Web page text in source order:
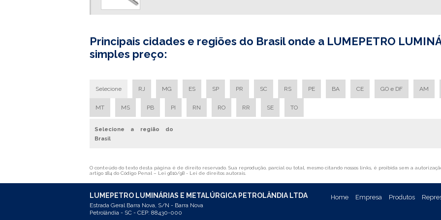
Principais cidades e regiões do Brasil onde a LUMEPETRO
simples preço:
Selecione RJ MG ES SP PR SC RS PE BA CE GO e DF AM
MT MS PB PI RN RO RR SE TO
Selecione a região do
Brasil
O conteúdo do texto desta página é de direito reservado. Sua reprodução, parcial ou total, mesmo citando nossos links, é proibida sem a
artigo 184 do Código Penal – Lei 9610/98 - Lei de direitos autorais
LUMEPETRO LUMINÁRIAS E METALÚRGICA PETROLÂNDIA LTDA
Estrada Geral Barra Nova, S/N - Barra Nova
Petrolândia - SC - CEP: 88430-000
Home Empresa Produtos